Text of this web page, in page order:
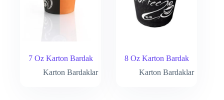
7 Oz Karton Bardak
Karton Bardaklar
8 Oz Karton Bardak
Karton Bardaklar